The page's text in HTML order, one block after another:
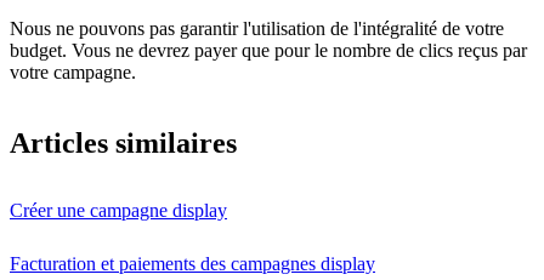
Nous ne pouvons pas garantir l'utilisation de l'intégralité de votre
budget. Vous ne devrez payer que pour le nombre de clics reçus par
votre campagne.
Articles similaires
Créer une campagne display
Facturation et paiements des campagnes display